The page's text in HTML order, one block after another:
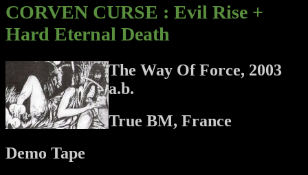
CORVEN CURSE : Evil Rise +
Hard Eternal Death
The Way Of Force, 2003
a.b.
True BM, France
Demo Tape